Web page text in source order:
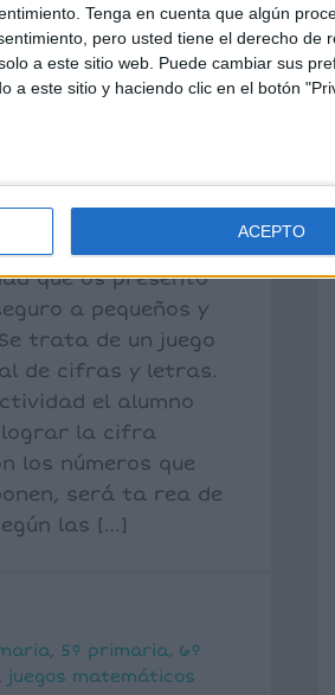
Tenga en cuenta que algún
pero usted tiene el derecho de
a este sitio web. Puede cambiar sus
a este sitio y haciendo clic en el botón
ACEPTO
que os presento
a pequeños y
trata de un juego
de cifras y letras.
el alumno
lograr la cifra
los números que
será ta rea de
las […]
, 5º primaria, 6º
, juegos matemáticos